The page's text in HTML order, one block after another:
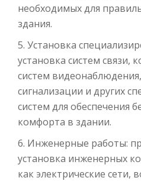
необходимых для
здания.
5. Установка
установка систем связи,
систем
сигнализации и других
систем для обеспечения
комфорта в здании.
6. Инженерные работы:
установка инженерных
как электрические сети,